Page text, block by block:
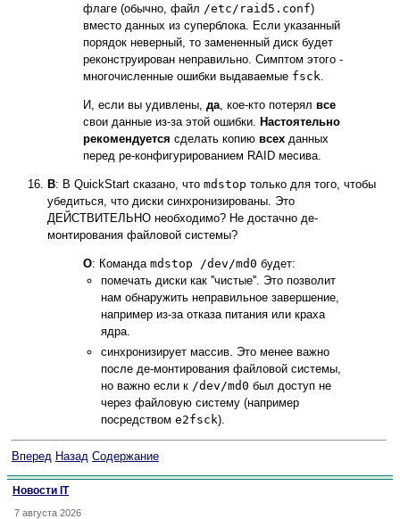
флаге (обычно, файл /etc/raid5.conf)
вместо данных из суперблока. Если указанный
порядок неверный, то замененный диск будет
реконструирован неправильно. Симптом этого -
многочисленные ошибки выдаваемые fsck.
И, если вы удивлены, да, кое-кто потерял все
свои данные из-за этой ошибки. Настоятельно
рекомендуется сделать копию всех данных
перед ре-конфигурированием RAID месива.
В: В QuickStart сказано, что mdstop только для того, чтобы
убедиться, что диски синхронизированы. Это
ДЕЙСТВИТЕЛЬНО необходимо? Не достачно де-
монтирования файловой системы?
О: Команда mdstop /dev/md0 будет:
помечать диски как ''чистые''. Это позволит
нам обнаружить неправильное завершение,
например из-за отказа питания или краха
ядра.
синхронизирует массив. Это менее важно
после де-монтирования файловой системы,
но важно если к /dev/md0 был доступ не
через файловую систему (например
посредством e2fsck).
Вперед Назад Содержание
Новости IT
7 августа 2026